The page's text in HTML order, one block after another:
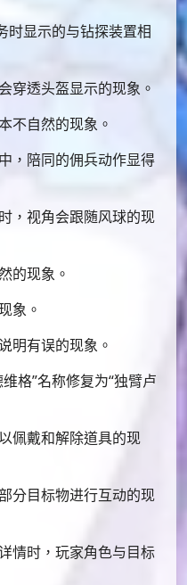
时显示的与钻探装置相
穿透头盔显示的现象。
不自然的现象。
，陪同的佣兵动作显得
，视角会跟随风球的现
的现象。
象。
明有误的现象。
格”名称修复为“独臂卢
佩戴和解除道具的现
分目标物进行互动的现
情时，玩家角色与目标